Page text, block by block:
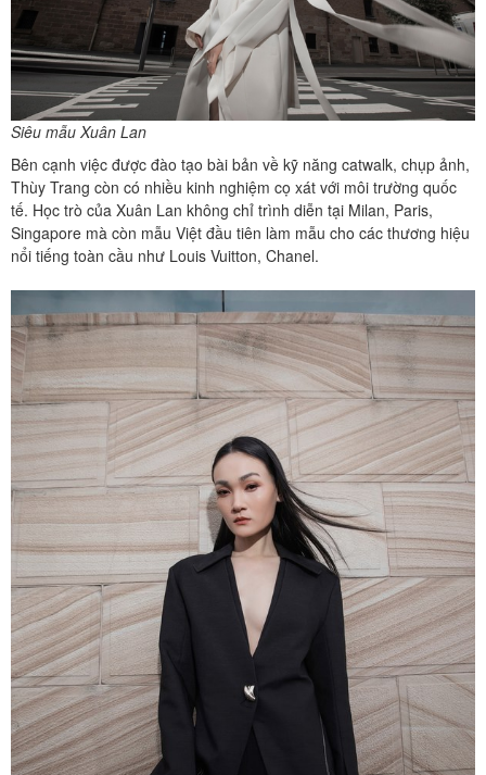
Siêu mẫu Xuân Lan
Bên cạnh việc được đào tạo bài bản về kỹ năng catwalk, chụp ảnh,
Thùy Trang còn có nhiều kinh nghiệm cọ xát với môi trường quốc
tế. Học trò của Xuân Lan không chỉ trình diễn tại Milan, Paris,
Singapore mà còn mẫu Việt đầu tiên làm mẫu cho các thương hiệu
nổi tiếng toàn cầu như Louis Vuitton, Chanel.